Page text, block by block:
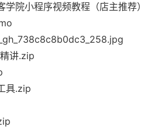
学院小程序视频教程（店主推荐）
讲.zip
具.zip